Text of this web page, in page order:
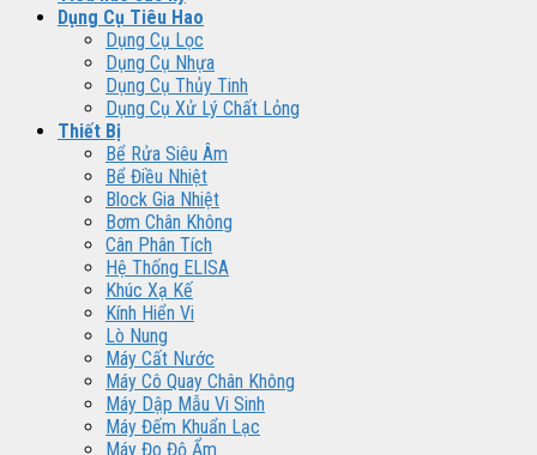
Dụng Cụ Tiêu Hao
Dụng Cụ Lọc
Dụng Cụ Nhựa
Dụng Cụ Thủy Tinh
Dụng Cụ Xử Lý Chất Lỏng
Thiết Bị
Bể Rửa Siêu Âm
Bể Điều Nhiệt
Block Gia Nhiệt
Bơm Chân Không
Cân Phân Tích
Hệ Thống ELISA
Khúc Xạ Kế
Kính Hiển Vi
Lò Nung
Máy Cất Nước
Máy Cô Quay Chân Không
Máy Dập Mẫu Vi Sinh
Máy Đếm Khuẩn Lạc
Máy Đo Độ Ẩm